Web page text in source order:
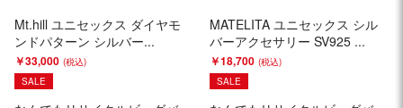
Mt.hill ユニセックス ダイヤモ
ンドパターン シルバー...
￥33,000
SALE
MATELITA ユニセックス シル
バーアクセサリー SV925 ...
￥18,700
SALE